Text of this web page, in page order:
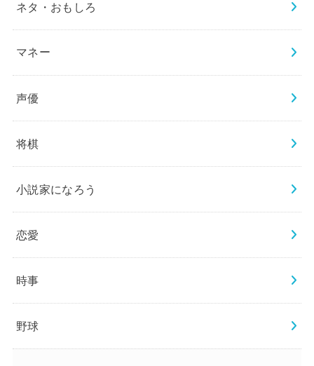
ネタ・おもしろ
マネー
声優
将棋
小説家になろう
恋愛
時事
野球